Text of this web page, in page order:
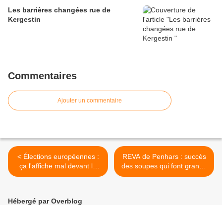
Les barrières changées rue de
Kergestin
Commentaires
Ajouter un commentaire
< Élections européennes :
ça l'affiche mal devant la
mairie annexe de Penhars
REVA de Penhars : succès
des soupes qui font grandir
le festival et le quartier >
Hébergé par Overblog